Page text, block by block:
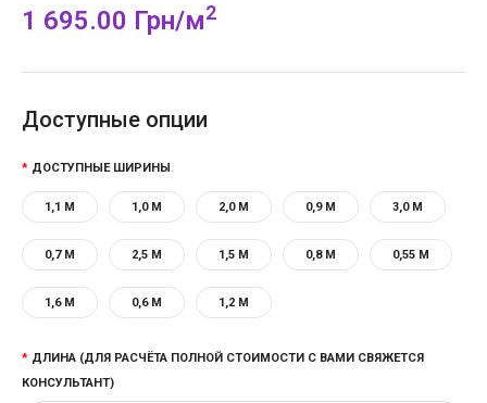
1 695.00 Грн/м2
Доступные опции
ДОСТУПНЫЕ ШИРИНЫ
1,1 М 1,0 М 2,0 М 0,9 М 3,0 М
0,7 М 2,5 М 1,5 М 0,8 М 0,55 М
1,6 М 0,6 М 1,2 М
ДЛИНА (ДЛЯ РАСЧЁТА ПОЛНОЙ СТОИМОСТИ С ВАМИ СВЯЖЕТСЯ
КОНСУЛЬТАНТ)